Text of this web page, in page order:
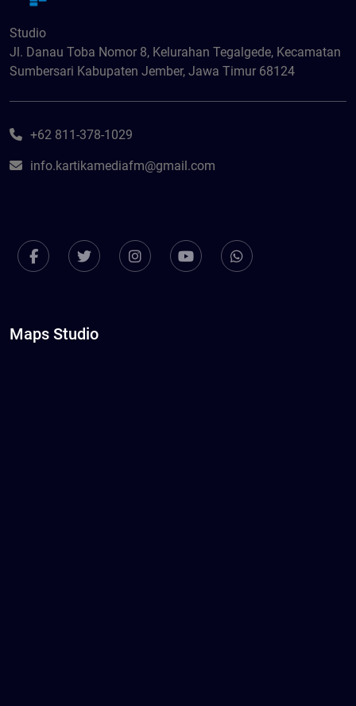
Studio
Jl. Danau Toba Nomor 8, Kelurahan Tegalgede, Kecamatan
Sumbersari Kabupaten Jember, Jawa Timur 68124
+62 811-378-1029
info.kartikamediafm@gmail.com
Maps Studio